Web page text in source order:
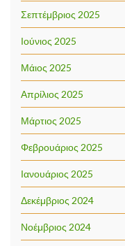
Σεπτέμβριος 2025
Ιούνιος 2025
Μάιος 2025
Απρίλιος 2025
Μάρτιος 2025
Φεβρουάριος 2025
Ιανουάριος 2025
Δεκέμβριος 2024
Νοέμβριος 2024